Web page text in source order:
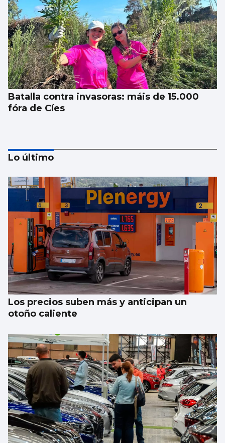
Batalla contra invasoras: máis de 15.000
fóra de Cíes
Los siniestros mortales, casi el doble que
en 2025 en Vigo y provincia
Lo último
Los precios suben más y anticipan un
otoño caliente